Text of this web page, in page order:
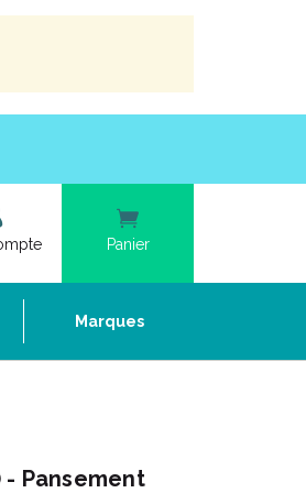
Panier
Marques
- Pansement